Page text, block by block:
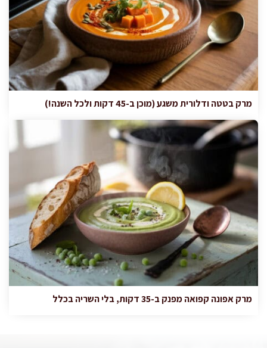
מרק בטטה ודלורית משגע (מוכן ב-45 דקות ולכל השנה!)
מרק אפונה קפואה מפנק ב-35 דקות, בלי השריה בכלל